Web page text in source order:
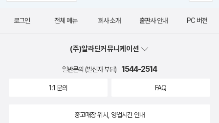
로그인 전체 메뉴 회사 소개 출판사 안내 PC 버전
(주)알라딘커뮤니케이션
일반문의 (발신자 부담) 1544-2514
1:1 문의 FAQ
중고매장 위치, 영업시간 안내